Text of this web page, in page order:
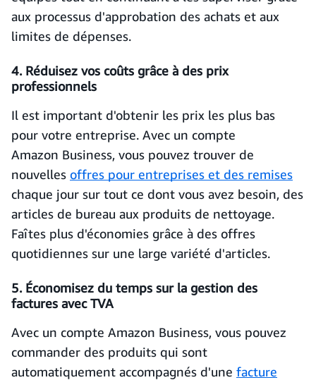
aux processus d'approbation des achats et aux
limites de dépenses.
4. Réduisez vos coûts grâce à des prix
professionnels
Il est important d'obtenir les prix les plus bas
pour votre entreprise. Avec un compte
Amazon Business, vous pouvez trouver de
nouvelles offres pour entreprises et des remises
chaque jour sur tout ce dont vous avez besoin, des
articles de bureau aux produits de nettoyage.
Faîtes plus d'économies grâce à des offres
quotidiennes sur une large variété d'articles.
5. Économisez du temps sur la gestion des
factures avec TVA
Avec un compte Amazon Business, vous pouvez
commander des produits qui sont
automatiquement accompagnés d'une facture